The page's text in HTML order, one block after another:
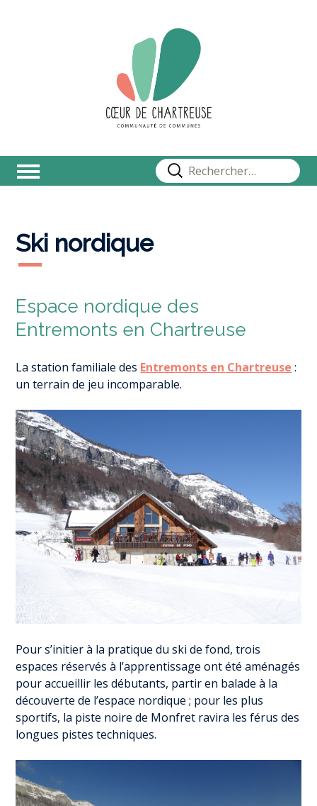
Rechercher :
Ski nordique
Espace nordique des
Entremonts en Chartreuse
La station familiale des Entremonts en Chartreuse :
un terrain de jeu incomparable.
Pour s’initier à la pratique du ski de fond, trois
espaces réservés à l’apprentissage ont été aménagés
pour accueillir les débutants, partir en balade à la
découverte de l’espace nordique ; pour les plus
sportifs, la piste noire de Monfret ravira les férus des
longues pistes techniques.